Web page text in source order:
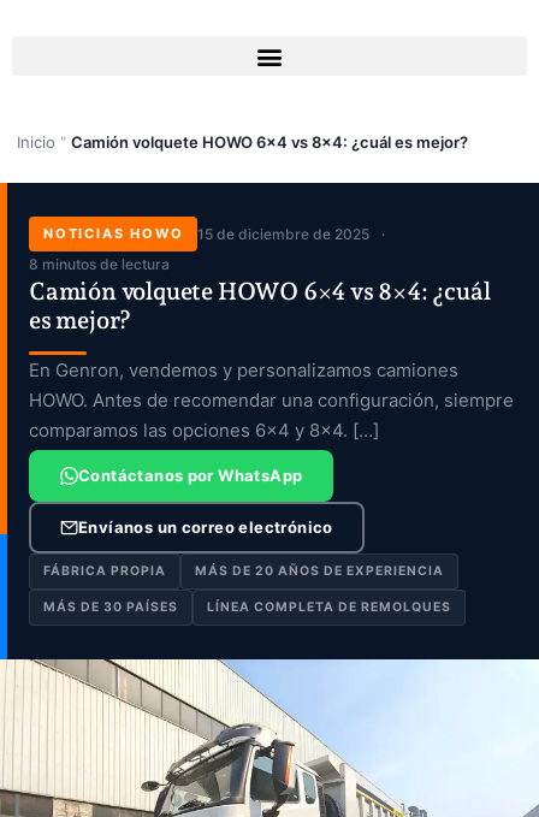
Inicio " Camión volquete HOWO 6×4 vs 8×4: ¿cuál es mejor?
NOTICIAS HOWO
15 de diciembre de 2025
8 minutos de lectura
Camión volquete HOWO 6×4 vs 8×4: ¿cuál
es mejor?
En Genron, vendemos y personalizamos camiones
HOWO. Antes de recomendar una configuración, siempre
comparamos las opciones 6×4 y 8×4. […]
Contáctanos por WhatsApp
Envíanos un correo electrónico
FÁBRICA PROPIA MÁS DE 20 AÑOS DE EXPERIENCIA
MÁS DE 30 PAÍSES LÍNEA COMPLETA DE REMOLQUES